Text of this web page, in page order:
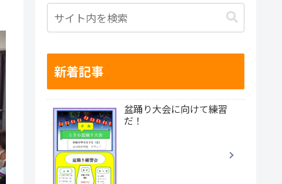
新着記事
盆踊り大会に向けて練習
だ！